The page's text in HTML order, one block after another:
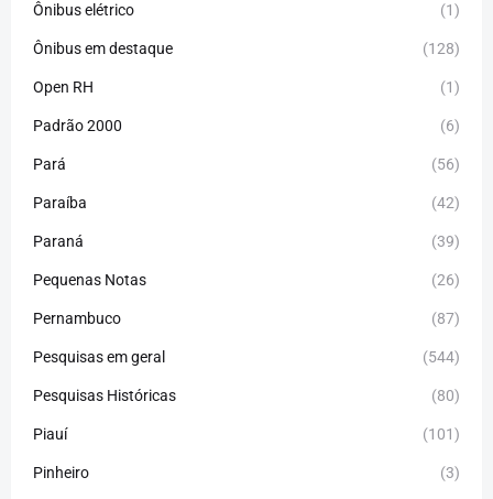
Ônibus elétrico (1)
Ônibus em destaque (128)
Open RH (1)
Padrão 2000 (6)
Pará (56)
Paraíba (42)
Paraná (39)
Pequenas Notas (26)
Pernambuco (87)
Pesquisas em geral (544)
Pesquisas Históricas (80)
Piauí (101)
Pinheiro (3)